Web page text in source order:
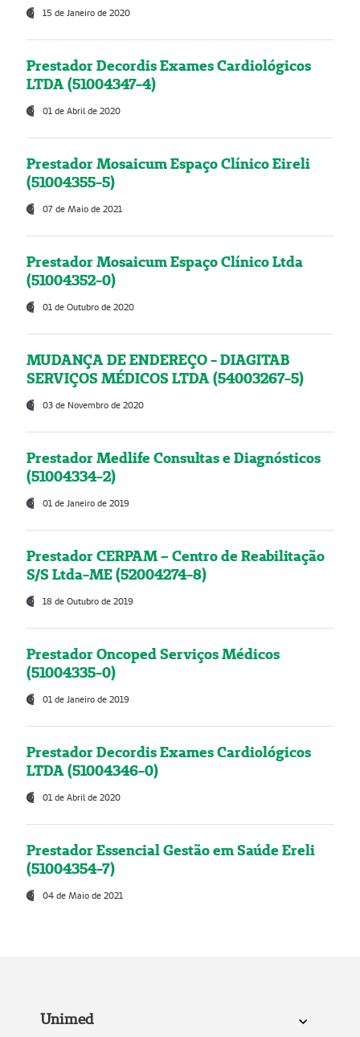
15 de Janeiro de 2020
Prestador Decordis Exames Cardiológicos
LTDA (51004347-4)
01 de Abril de 2020
Prestador Mosaicum Espaço Clínico Eireli
(51004355-5)
07 de Maio de 2021
Prestador Mosaicum Espaço Clínico Ltda
(51004352-0)
01 de Outubro de 2020
MUDANÇA DE ENDEREÇO - DIAGITAB
SERVIÇOS MÉDICOS LTDA (54003267-5)
03 de Novembro de 2020
Prestador Medlife Consultas e Diagnósticos
(51004334-2)
01 de Janeiro de 2019
Prestador CERPAM – Centro de Reabilitação
S/S Ltda-ME (52004274-8)
18 de Outubro de 2019
Prestador Oncoped Serviços Médicos
(51004335-0)
01 de Janeiro de 2019
Prestador Decordis Exames Cardiológicos
LTDA (51004346-0)
01 de Abril de 2020
Prestador Essencial Gestão em Saúde Ereli
(51004354-7)
04 de Maio de 2021
Unimed